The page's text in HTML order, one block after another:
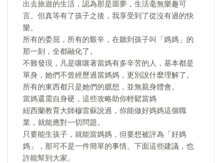
出去旅遊的生活，認為那是噩夢，生活毫無樂趣可
言。但真等有了孩子之後，我享受到了從沒有過的快
樂。
所有的委屈，所有的艱辛，在聽到孩子叫「媽媽」的
那一刻，全都融化了。
不難發現，凡是嚷嚷著當媽有多辛苦的人，基本都是
單身，她們不曾經歷過當媽媽，更別說什麼理解了。
所有的東西都只是她們的臆想，並無親身體會。
當媽還需自身硬，這些攻略助你輕鬆當媽
紐西蘭教育大師穆雷蘇說過，你能做好媽媽這個職
業，就能應對一切問題。
只要能生孩子，就能當媽媽，但要想被評為「好媽
媽」，那可不是一件簡單的事情。下面這些建議，也
許能幫到大家。